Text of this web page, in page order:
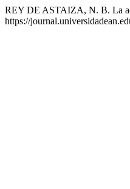
REY DE ASTAIZA, N. B. La
https://